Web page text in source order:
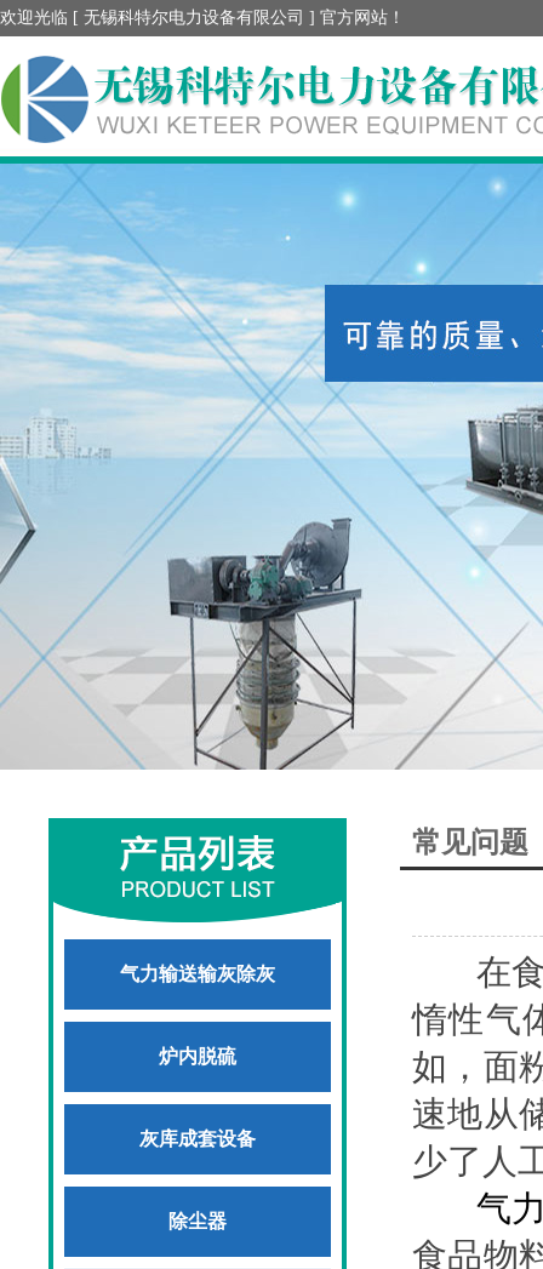
欢迎光临 [ 无锡科特尔电力设备有限公司 ] 官方网站！
气力输送输灰除灰
炉内脱硫
灰库成套设备
除尘器
常见问题
在食
惰性气
如，面
速地从
少了人
气
食品物